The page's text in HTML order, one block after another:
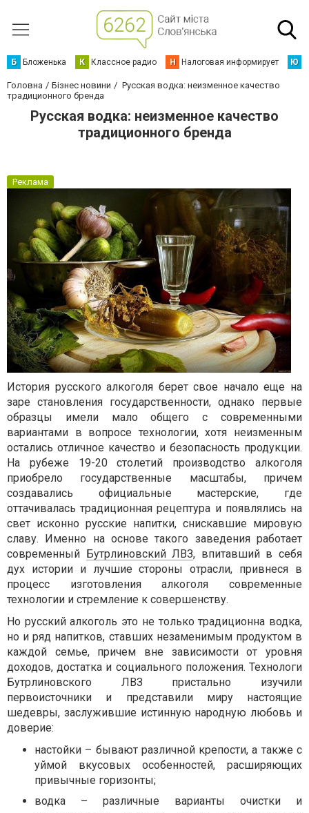
Б Бложенька К Классное радио Н Налоговая информирует Ю
Головна Бізнес новини
Русская водка: неизменное качество
традиционного бренда
Русская водка: неизменное качество
традиционного бренда
Реклама
История русского алкоголя берет свое начало еще на
заре становления государственности, однако первые
образцы имели мало общего с современными
вариантами в вопросе технологии, хотя неизменным
остались отличное качество и безопасность продукции.
На рубеже 19-20 столетий производство алкоголя
приобрело государственные масштабы, причем
создавались официальные мастерские, где
оттачивалась традиционная рецептура и появлялись на
свет исконно русские напитки, снискавшие мировую
славу. Именно на основе такого заведения работает
современный Бутрлиновский ЛВЗ, впитавший в себя
дух истории и лучшие стороны отрасли, привнеся в
процесс изготовления алкоголя современные
технологии и стремление к совершенству.
Но русский алкоголь это не только традиционна водка,
но и ряд напитков, ставших незаменимым продуктом в
каждой семье, причем вне зависимости от уровня
доходов, достатка и социального положения. Технологи
Бутрлиновского ЛВЗ пристально изучили
первоисточники и представили миру настоящие
шедевры, заслужившие истинную народную любовь и
доверие:
настойки – бывают различной крепости, а также с
уймой вкусовых особенностей, расширяющих
привычные горизонты;
водка – различные варианты очистки и